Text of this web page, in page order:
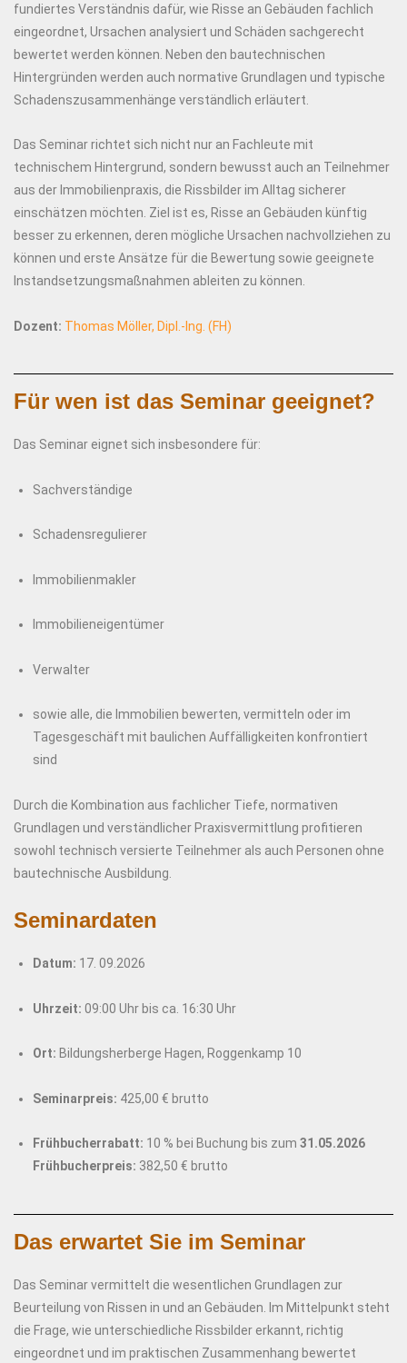
fundiertes Verständnis dafür, wie Risse an Gebäuden fachlich
eingeordnet, Ursachen analysiert und Schäden sachgerecht
bewertet werden können. Neben den bautechnischen
Hintergründen werden auch normative Grundlagen und typische
Schadenszusammenhänge verständlich erläutert.
Das Seminar richtet sich nicht nur an Fachleute mit
technischem Hintergrund, sondern bewusst auch an Teilnehmer
aus der Immobilienpraxis, die Rissbilder im Alltag sicherer
einschätzen möchten. Ziel ist es, Risse an Gebäuden künftig
besser zu erkennen, deren mögliche Ursachen nachvollziehen zu
können und erste Ansätze für die Bewertung sowie geeignete
Instandsetzungsmaßnahmen ableiten zu können.
Dozent: Thomas Möller, Dipl.-Ing. (FH)
Für wen ist das Seminar geeignet?
Das Seminar eignet sich insbesondere für:
Sachverständige
Schadensregulierer
Immobilienmakler
Immobilieneigentümer
Verwalter
sowie alle, die Immobilien bewerten, vermitteln oder im
Tagesgeschäft mit baulichen Auffälligkeiten konfrontiert
sind
Durch die Kombination aus fachlicher Tiefe, normativen
Grundlagen und verständlicher Praxisvermittlung profitieren
sowohl technisch versierte Teilnehmer als auch Personen ohne
bautechnische Ausbildung.
Seminardaten
Datum: 17. 09.2026
Uhrzeit: 09:00 Uhr bis ca. 16:30 Uhr
Ort: Bildungsherberge Hagen, Roggenkamp 10
Seminarpreis: 425,00 € brutto
Frühbucherrabatt: 10 % bei Buchung bis zum 31.05.2026
Frühbucherpreis: 382,50 € brutto
Das erwartet Sie im Seminar
Das Seminar vermittelt die wesentlichen Grundlagen zur
Beurteilung von Rissen in und an Gebäuden. Im Mittelpunkt steht
die Frage, wie unterschiedliche Rissbilder erkannt, richtig
eingeordnet und im praktischen Zusammenhang bewertet